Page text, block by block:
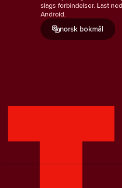
slags forbindelser. Last
Android.
norsk bokmål